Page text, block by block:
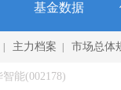
基金数据
主力档案 市场总体
能(002178)